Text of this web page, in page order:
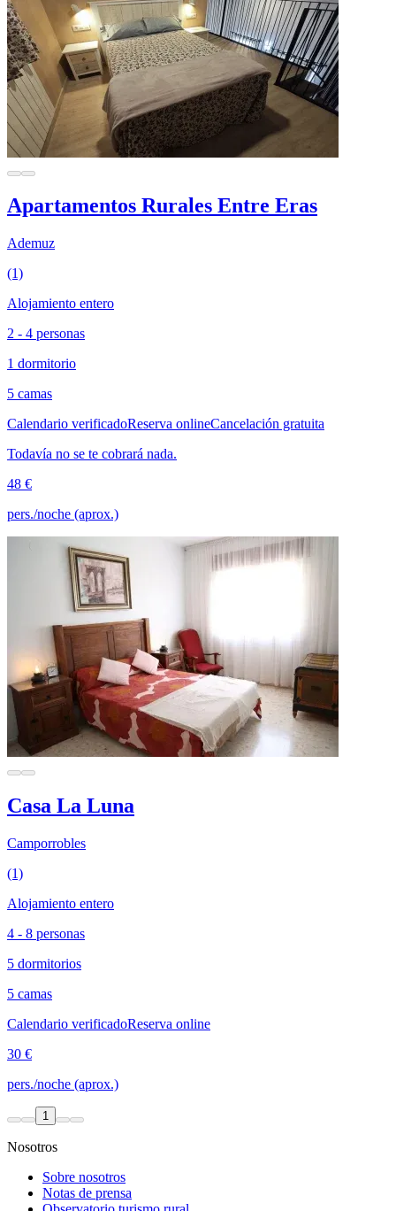
Apartamentos Rurales Entre Eras
Ademuz
(1)
Alojamiento entero
2 - 4 personas
1 dormitorio
5 camas
Calendario verificadoReserva onlineCancelación gratuita
Todavía no se te cobrará nada.
48 €
pers./noche (aprox.)
Casa La Luna
Camporrobles
(1)
Alojamiento entero
4 - 8 personas
5 dormitorios
5 camas
Calendario verificadoReserva online
30 €
pers./noche (aprox.)
1
Nosotros
Sobre nosotros
Notas de prensa